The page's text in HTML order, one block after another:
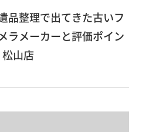
品整理で出てきた古いフ
ラメーカーと評価ポイン
山店